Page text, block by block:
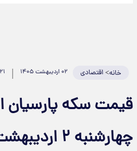
خانه>اقتصادی ۰۲ اردیبهشت ۱۴۰۵
قیمت سکه پارسیان